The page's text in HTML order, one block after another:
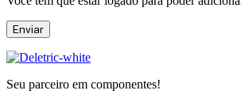
Seu parceiro em componentes!